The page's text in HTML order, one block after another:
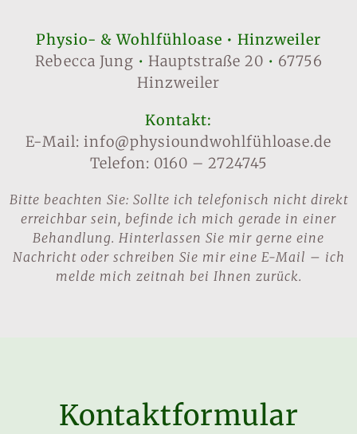
Physio- & Wohlfühloase • Hinzweiler
Rebecca Jung • Hauptstraße 20 • 67756
Hinzweiler
Kontakt:
E-Mail: info@physioundwohlfühloase.de
Telefon: 0160 – 2724745
Bitte beachten Sie: Sollte ich telefonisch nicht direkt
erreichbar sein, befinde ich mich gerade in einer
Behandlung. Hinterlassen Sie mir gerne eine
Nachricht oder schreiben Sie mir eine E-Mail – ich
melde mich zeitnah bei Ihnen zurück.
Kontaktformular